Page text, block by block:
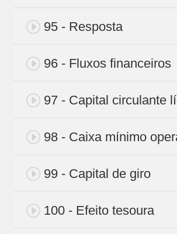
95 - Resposta
96 - Fluxos financeiros
97 - Capital circulante
98 - Caixa mínimo
99 - Capital de giro
100 - Efeito tesoura